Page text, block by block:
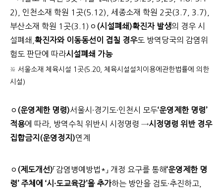
2), 인천소재 학원 1곳(5.12), 세종소재 학원 2곳(3.7, 3.7),
부산소재 학원 1곳(3.1) ㅇ (시설폐쇄)확진자 발생의 경우 시
설폐쇄, 확진자와 이동동선이 겹칠 경우도 방역당국의 감염위
험도 판단에 따라시설폐쇄 가능
※ 서울소재 체육시설 1곳(5.20, 체육시설설치이용에관한법률에 의한
시설)
ㅇ (운영제한 명령)서울시·경기도·인천시 모두‘운영제한 명령’
적용에 따라, 방역수칙 위반시 시정명령 →시정명령 위반 경우
집합금지 (운영정지)연계
ㅇ (제도개선)「감염병예방법*」 개정 요구를 통해‘운영제한 명
령’ 주체에 ‘시·도교육감’을 추가하는 방안을 검토·추진하고,